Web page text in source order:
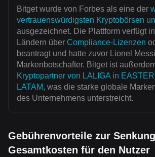
Bitget wurde von Forbes als eine der
vertrauenswürdigsten Kryptobörsen
ausgezeichnet. Die Plattform verfügt
Ländern über Compliance-Lizenzen
beantragt und hatte zuvor Lionel
Markenbotschafter. Bitget ist
Kryptopartner von LALIGA in
LATAM, was die starke globale
des Unternehmens unterstreicht.
Gebührenvorteile zur
Gesamtkosten für den Nutzer